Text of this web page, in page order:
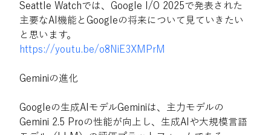
Seattle Watchでは、Google I/O 2025で発表された
主要なAI機能とGoogleの将来について見ていきたい
と思います。
https://youtu.be/o8NiE3XMPrM
Geminiの進化
Googleの生成AIモデルGeminiは、主力モデルの
Gemini 2.5 Proの性能が向上し、生成AIや大規模言語